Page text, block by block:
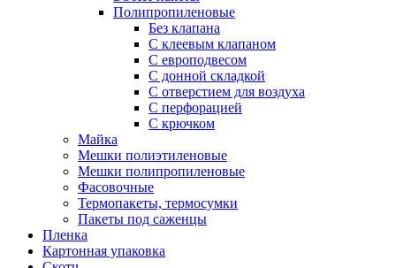
Полипропиленовые
Без клапана
C клеевым клапаном
С европодвесом
С донной складкой
С отверстием для воздуха
С перфорацией
С крючком
Майка
Мешки полиэтиленовые
Мешки полипропиленовые
Фасовочные
Термопакеты, термосумки
Пакеты под саженцы
Пленка
Картонная упаковка